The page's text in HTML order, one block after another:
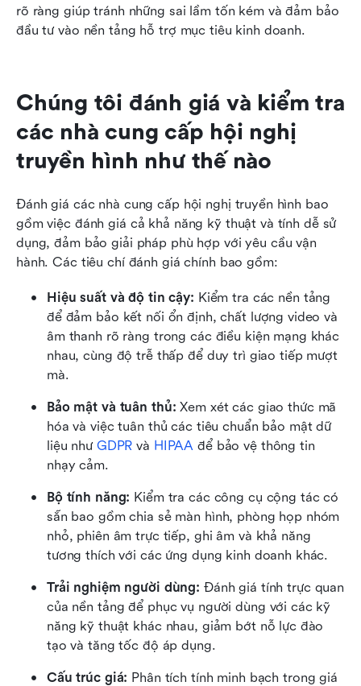
rõ ràng giúp tránh những sai lầm tốn kém và đảm bảo
đầu tư vào nền tảng hỗ trợ mục tiêu kinh doanh.
Chúng tôi đánh giá và kiểm tra
các nhà cung cấp hội nghị
truyền hình như thế nào
Đánh giá các nhà cung cấp hội nghị truyền hình bao
gồm việc đánh giá cả khả năng kỹ thuật và tính dễ sử
dụng, đảm bảo giải pháp phù hợp với yêu cầu vận
hành. Các tiêu chí đánh giá chính bao gồm:
Hiệu suất và độ tin cậy: Kiểm tra các nền tảng
để đảm bảo kết nối ổn định, chất lượng video và
âm thanh rõ ràng trong các điều kiện mạng khác
nhau, cùng độ trễ thấp để duy trì giao tiếp mượt
mà.
Bảo mật và tuân thủ: Xem xét các giao thức mã
hóa và việc tuân thủ các tiêu chuẩn bảo mật dữ
liệu như GDPR và HIPAA để bảo vệ thông tin
nhạy cảm.
Bộ tính năng: Kiểm tra các công cụ cộng tác có
sẵn bao gồm chia sẻ màn hình, phòng họp nhóm
nhỏ, phiên âm trực tiếp, ghi âm và khả năng
tương thích với các ứng dụng kinh doanh khác.
Trải nghiệm người dùng: Đánh giá tính trực quan
của nền tảng để phục vụ người dùng với các kỹ
năng kỹ thuật khác nhau, giảm bớt nỗ lực đào
tạo và tăng tốc độ áp dụng.
Cấu trúc giá: Phân tích tính minh bạch trong giá